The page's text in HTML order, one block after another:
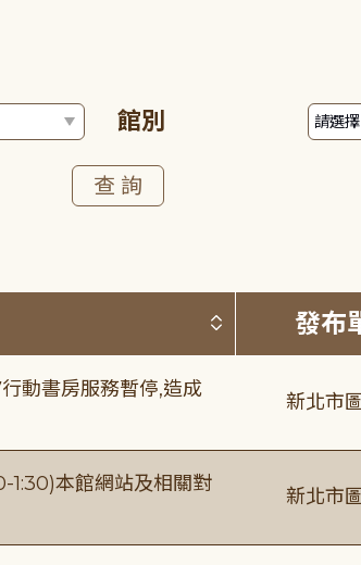
館別
按標題排序
發布
動書房服務暫停,造成
新北市
1:30)本館網站及相關對
新北市